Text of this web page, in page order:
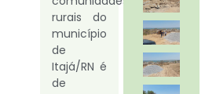
rurais do
município
de
Itajá/RN é
de